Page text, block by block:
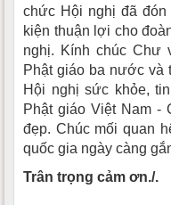
chức Hội nghị đã đón
kiện thuận lợi cho
nghị. Kính chúc Chư
Phật giáo ba nước và
Hội nghị sức khỏe,
Phật giáo Việt Nam -
đẹp. Chúc mối quan
quốc gia ngày càng
Trân trọng cảm ơn./.